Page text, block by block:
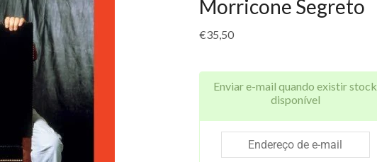
Morricone Segreto
€35,50
Enviar e-mail quando existir stock
disponível